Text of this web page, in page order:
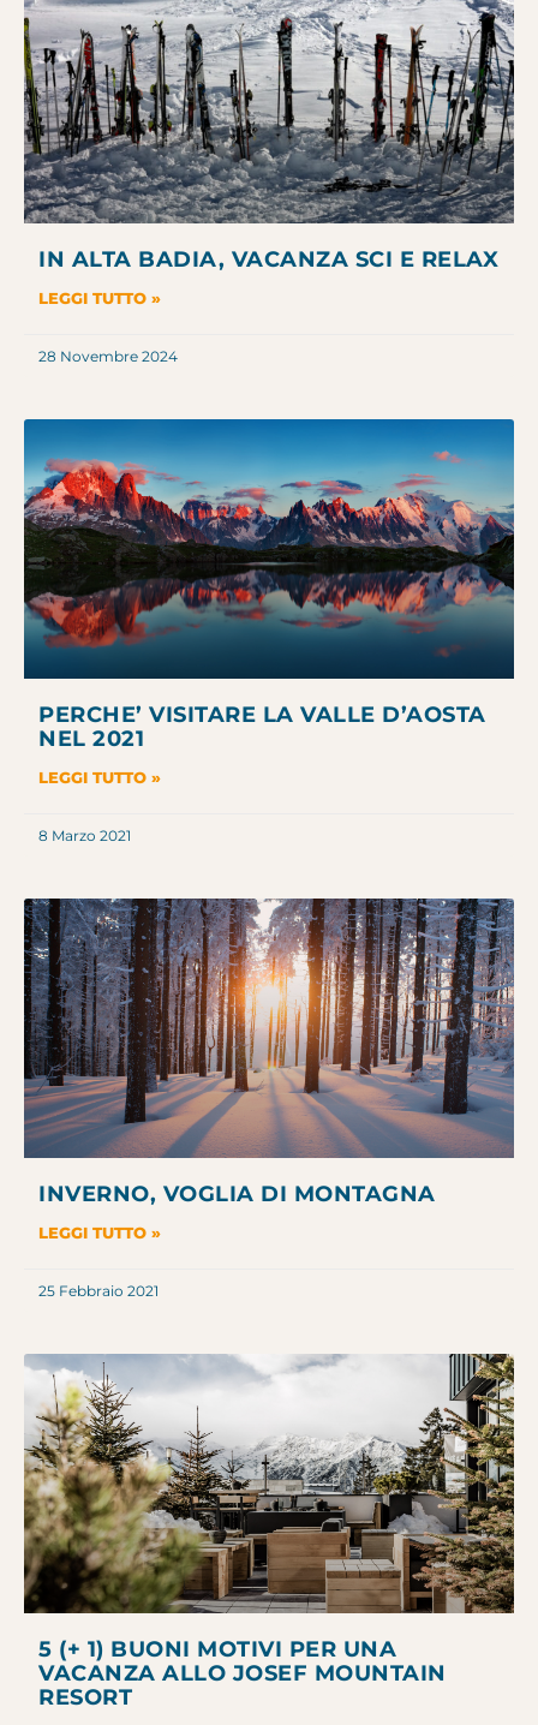
IN ALTA BADIA, VACANZA SCI E RELAX
LEGGI TUTTO »
28 Novembre 2024
PERCHE’ VISITARE LA VALLE D’AOSTA
NEL 2021
LEGGI TUTTO »
8 Marzo 2021
INVERNO, VOGLIA DI MONTAGNA
LEGGI TUTTO »
25 Febbraio 2021
5 (+ 1) BUONI MOTIVI PER UNA
VACANZA ALLO JOSEF MOUNTAIN
RESORT